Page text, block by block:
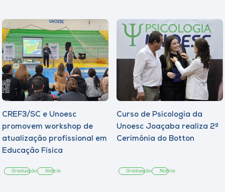
CREF3/SC e Unoesc
promovem workshop de
atualização profissional em
Educação Física
Graduação Notícia
Curso de Psicologia da
Unoesc Joaçaba realiza 2ª
Cerimônia do Botton
Graduação Notícia